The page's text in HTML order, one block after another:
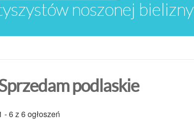
noszonej bielizny
podlaskie
- 6 z 6 ogłoszeń